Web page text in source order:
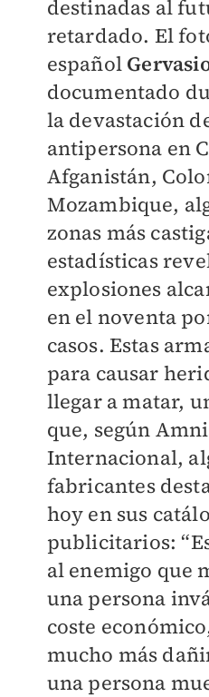
destinadas al
retardado. El
español
documentado
la devastación
antipersona en
Afganistán,
Mozambique,
zonas más
estadísticas
explosiones
en el noventa
casos. Estas
para causar
llegar a matar,
que, según
Internacional,
fabricantes
hoy en sus
publicitarios:
al enemigo que
una persona
coste
mucho más
una persona